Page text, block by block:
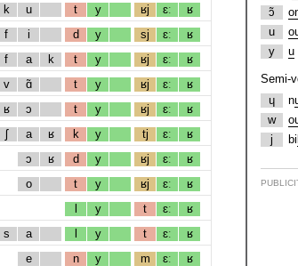
k u t y ʁj ɛː ʁ
f i d y sj ɛː ʁ
f a k t y ʁj ɛː ʁ
v ɑ̃ t y ʁj ɛː ʁ
ʁ ɔ t y ʁj ɛː ʁ
ʃ a ʁ k y tj ɛː ʁ
ɔ ʁ d y ʁj ɛː ʁ
o t y ʁj ɛː ʁ
l y t ɛː ʁ
s a l y t ɛː ʁ
e n y m ɛː ʁ
ɔ̃
u
y
u
Semi-
ɥ
n
w
j
bi